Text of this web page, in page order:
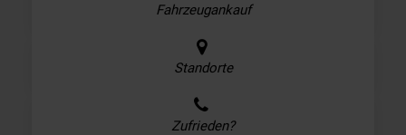
Fahrzeugankauf
Standorte
Zufrieden?